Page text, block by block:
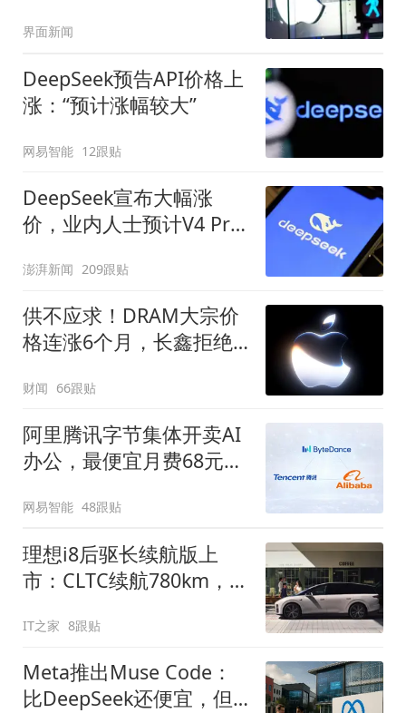
界面新闻
DeepSeek预告API价格上
涨：“预计涨幅较大”
网易智能 12跟贴
DeepSeek宣布大幅涨
价，业内人士预计V4 Pro
澎湃新闻 209跟贴
供不应求！DRAM大宗价
格连涨6个月，长鑫拒绝
财闻 66跟贴
阿里腾讯字节集体开卖AI
办公，最便宜月费68元，
网易智能 48跟贴
理想i8后驱长续航版上
市：CLTC续航780km，售
IT之家 8跟贴
Meta推出Muse Code：
比DeepSeek还便宜，但